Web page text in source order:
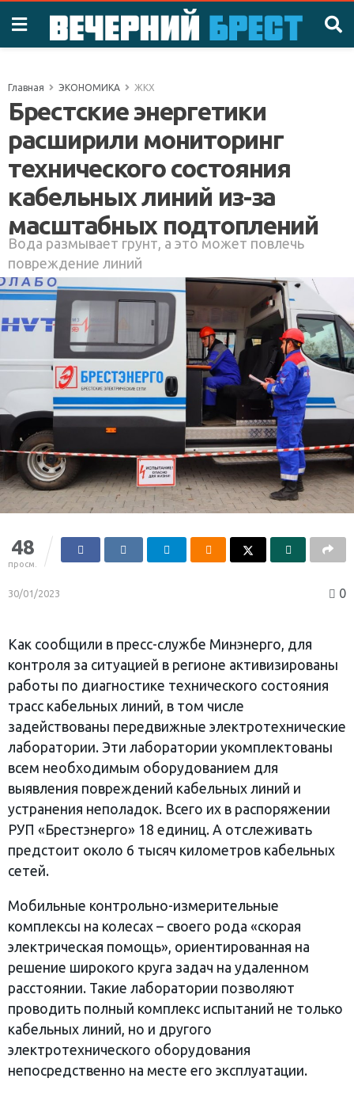
Главная ЭКОНОМИКА ЖКХ
Брестские энергетики
расширили мониторинг
технического состояния
кабельных линий из-за
масштабных подтоплений
Вода размывает грунт, а это может повлечь
повреждение линий
48
просм.
30/01/2023 0
Как сообщили в пресс-службе Минэнерго, для
контроля за ситуацией в регионе активизированы
работы по диагностике технического состояния
трасс кабельных линий, в том числе
задействованы передвижные электротехнические
лаборатории. Эти лаборатории укомплектованы
всем необходимым оборудованием для
выявления повреждений кабельных линий и
устранения неполадок. Всего их в распоряжении
РУП «Брестэнерго» 18 единиц. А отслеживать
предстоит около 6 тысяч километров кабельных
сетей.
Мобильные контрольно-измерительные
комплексы на колесах – своего рода «скорая
электрическая помощь», ориентированная на
решение широкого круга задач на удаленном
расстоянии. Такие лаборатории позволяют
проводить полный комплекс испытаний не только
кабельных линий, но и другого
электротехнического оборудования
непосредственно на месте его эксплуатации.